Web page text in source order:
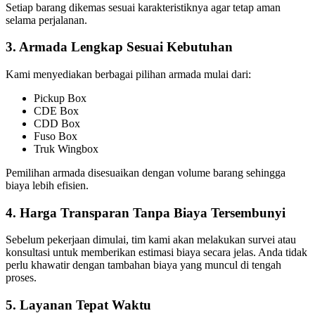
Setiap barang dikemas sesuai karakteristiknya agar tetap aman
selama perjalanan.
3. Armada Lengkap Sesuai Kebutuhan
Kami menyediakan berbagai pilihan armada mulai dari:
Pickup Box
CDE Box
CDD Box
Fuso Box
Truk Wingbox
Pemilihan armada disesuaikan dengan volume barang sehingga
biaya lebih efisien.
4. Harga Transparan Tanpa Biaya Tersembunyi
Sebelum pekerjaan dimulai, tim kami akan melakukan survei atau
konsultasi untuk memberikan estimasi biaya secara jelas. Anda tidak
perlu khawatir dengan tambahan biaya yang muncul di tengah
proses.
5. Layanan Tepat Waktu